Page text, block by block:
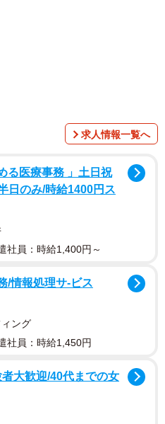
求人情報一覧へ
る医療事務 」土日祝
日のみ/時給1400円ス
社員：時給1,400円～
/情報処理サ-ビス
ング
社員：時給1,450円
大歓迎/40代までの女